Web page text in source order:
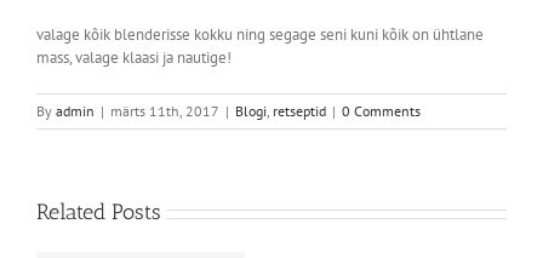
valage kõik blenderisse kokku ning segage seni kuni kõik on ühtlane
mass, valage klaasi ja nautige!
By admin | märts 11th, 2017 | Blogi, retseptid | 0 Comments
Related Posts